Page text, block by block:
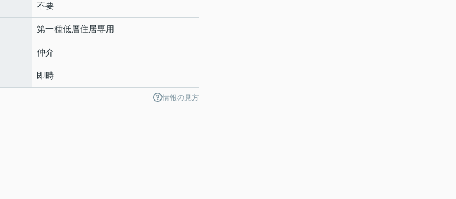
不要
第一種低層住居専用
仲介
即時
情報の見方